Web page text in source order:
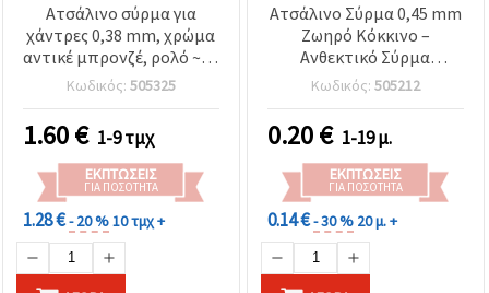
Ατσάλινο σύρμα για
χάντρες 0,38 mm, χρώμα
αντικέ μπρονζέ, ρολό ~25
μ. – για κοσμήματα,
διακόσμηση και
χειροτεχνίες
Κωδικός: 505325
1.60€ 1-9 τμχ
ΕΚΠΤΏΣΕΙΣ
ΓΙΑ ΠΟΣΌΤΗΤΑ
1.28 €- 20 %10 τμχ +
Ατσάλινο Σύρμα 0,45 mm
Ζωηρό Κόκκινο –
Ανθεκτικό Σύρμα
Κοσμηματοποιίας για
Χάντρες & Χειροποίητες
DIY Κατασκευές
Κωδικός: 505212
0.20€ 1-19 μ.
ΕΚΠΤΏΣΕΙΣ
ΓΙΑ ΠΟΣΌΤΗΤΑ
0.14 €- 30 % 20 μ. +